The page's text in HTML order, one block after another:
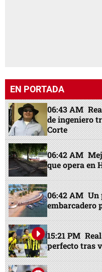
EN PORTADA
06:43 AM
de ingeniero
Corte
06:42 AM
que opera en
06:42 AM Un
embarcadero
15:21 PM
perfecto tras